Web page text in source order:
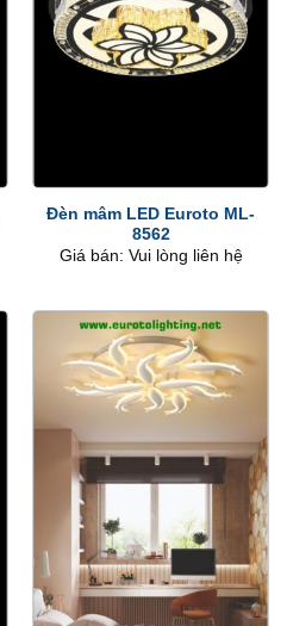
Đèn mâm LED Euroto ML-
8562
Giá bán: Vui lòng liên hệ